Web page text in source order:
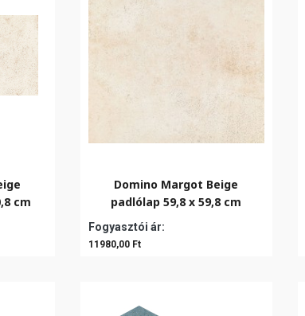
cm
Domino Margot Beige
padlólap 59,8 x 59,8 cm
Fogyasztói ár:
11980,00 Ft